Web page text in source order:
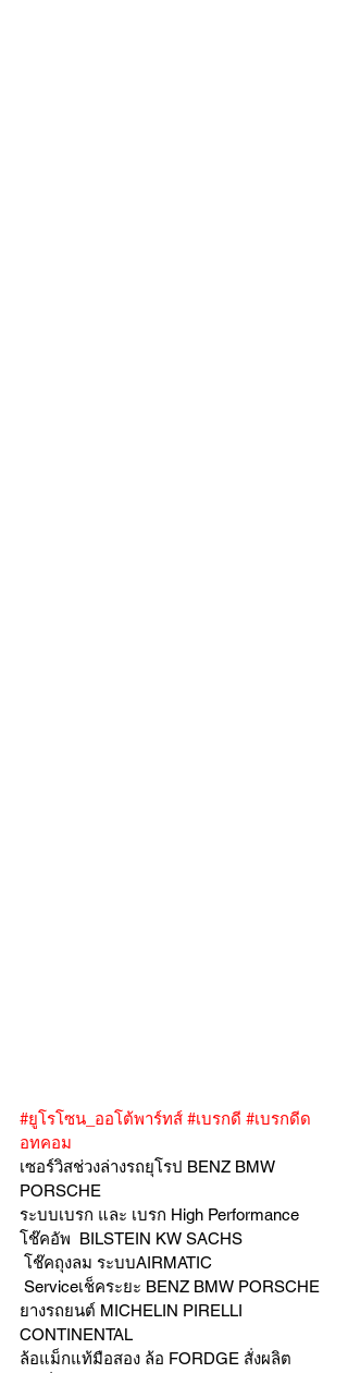
#ยูโรโซน_ออโต้พาร์ทส์ #เบรกดี #เบรกดีด
อทคอม
เซอร์วิสช่วงล่างรถยุโรป BENZ BMW
PORSCHE
ระบบเบรก และ เบรก High Performance
โช๊คอัพ  BILSTEIN KW SACHS
โช๊คถุงลม ระบบAIRMATIC
Serviceเช็คระยะ BENZ BMW PORSCHE
ยางรถยนต์ MICHELIN PIRELLI
CONTINENTAL
ล้อแม็กแท้มือสอง ล้อ FORDGE สั่งผลิต